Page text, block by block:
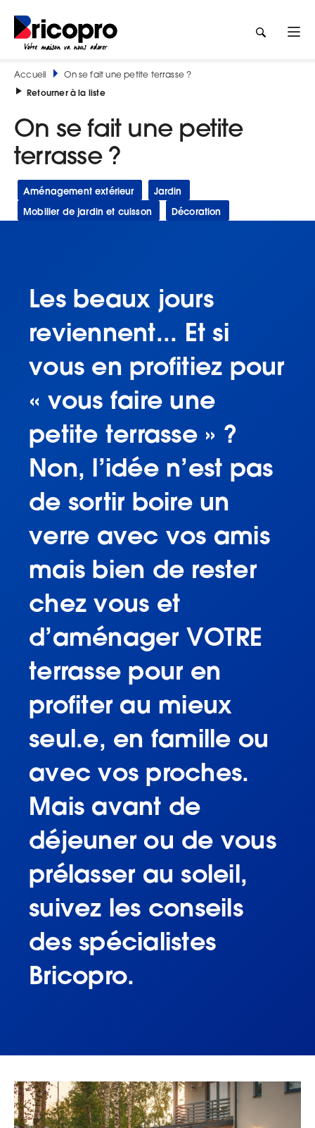
Accueil
On se fait une petite terrasse ?
Retourner à la liste
On se fait une petite
terrasse ?
Aménagement extérieur
Jardin
Mobilier de jardin et cuisson
Décoration
Les beaux jours
reviennent... Et si
vous en profitiez pour
« vous faire une
petite terrasse » ?
Non, l’idée n’est pas
de sortir boire un
verre avec vos amis
mais bien de rester
chez vous et
d’aménager VOTRE
terrasse pour en
profiter au mieux
seul.e, en famille ou
avec vos proches.
Mais avant de
déjeuner ou de vous
prélasser au soleil,
suivez les conseils
des spécialistes
Bricopro.